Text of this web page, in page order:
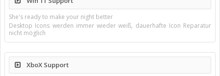
She's ready to make your night better
Desktop Icons werden immer wieder weiß, dauerhafte Icon Reparatur
nicht möglich
XboX Support